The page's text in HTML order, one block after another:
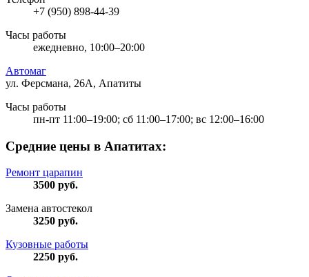
+7 (950) 898-44-39
Часы работы
ежедневно, 10:00–20:00
Автомаг
ул. Ферсмана, 26А, Апатиты
Часы работы
пн-пт 11:00–19:00; сб 11:00–17:00; вс 12:00–16:00
Средние цены в Апатитах:
Ремонт царапин
3500 руб.
Замена автостекол
3250 руб.
Кузовные работы
2250 руб.